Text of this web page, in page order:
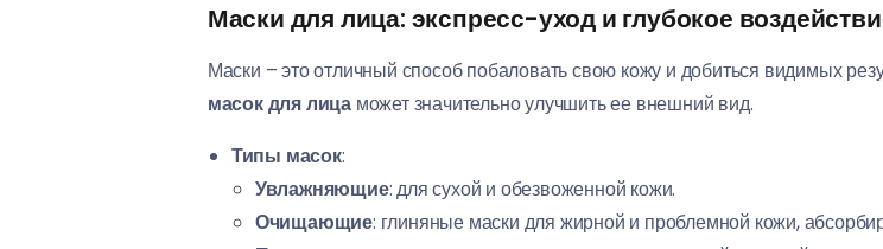
Маски для лица: экспресс-уход и глубокое
Маски – это отличный способ побаловать свою кожу и добиться видимых
масок для лицаможет значительно улучшить ее внешний вид.
Типы масок:
Увлажняющие: для сухой и обезвоженной кожи.
Очищающие: глиняные маски для жирной и проблемной кожи,